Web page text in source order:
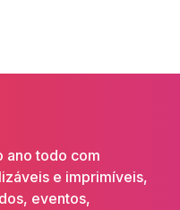
ano todo com
e imprimíveis,
eventos,